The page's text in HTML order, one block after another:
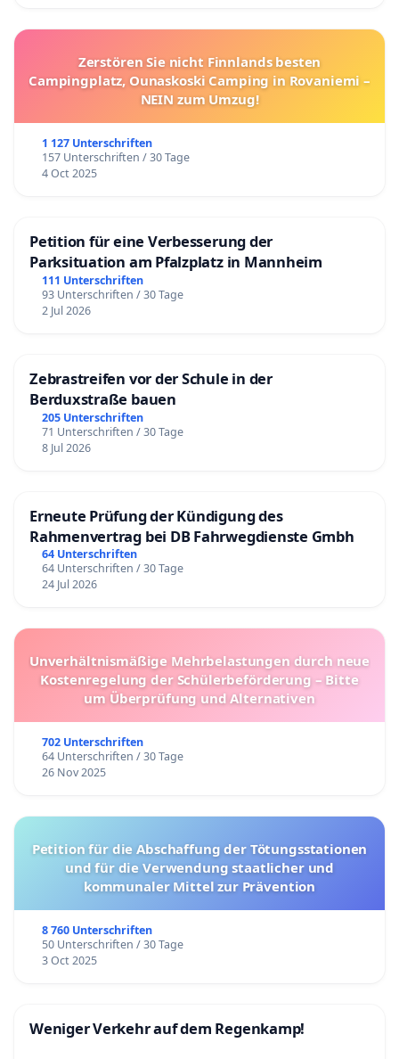
Zerstören Sie nicht Finnlands besten
Campingplatz, Ounaskoski Camping in Rovaniemi –
NEIN zum Umzug!
1 127 Unterschriften
157 Unterschriften / 30 Tage
4 Oct 2025
Petition für eine Verbesserung der
Parksituation am Pfalzplatz in Mannheim
111 Unterschriften
93 Unterschriften / 30 Tage
2 Jul 2026
Zebrastreifen vor der Schule in der
Berduxstraße bauen
205 Unterschriften
71 Unterschriften / 30 Tage
8 Jul 2026
Erneute Prüfung der Kündigung des
Rahmenvertrag bei DB Fahrwegdienste Gmbh
64 Unterschriften
64 Unterschriften / 30 Tage
24 Jul 2026
Unverhältnismäßige Mehrbelastungen durch neue
Kostenregelung der Schülerbeförderung – Bitte
um Überprüfung und Alternativen
702 Unterschriften
64 Unterschriften / 30 Tage
26 Nov 2025
Petition für die Abschaffung der Tötungsstationen
und für die Verwendung staatlicher und
kommunaler Mittel zur Prävention
8 760 Unterschriften
50 Unterschriften / 30 Tage
3 Oct 2025
Weniger Verkehr auf dem Regenkamp!